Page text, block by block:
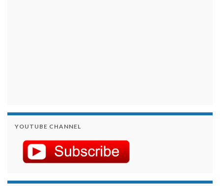
YOUTUBE CHANNEL